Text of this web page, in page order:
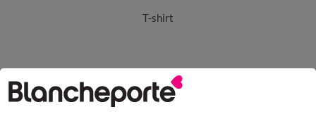
T-shirt
Paiement 100% sécurisé
Payez plus tard ou en plusieurs fois